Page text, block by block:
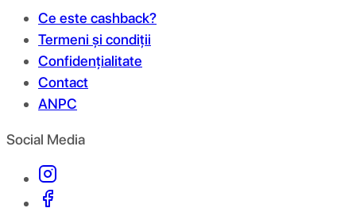
Ce este cashback?
Termeni și condiții
Confidențialitate
Contact
ANPC
Social Media